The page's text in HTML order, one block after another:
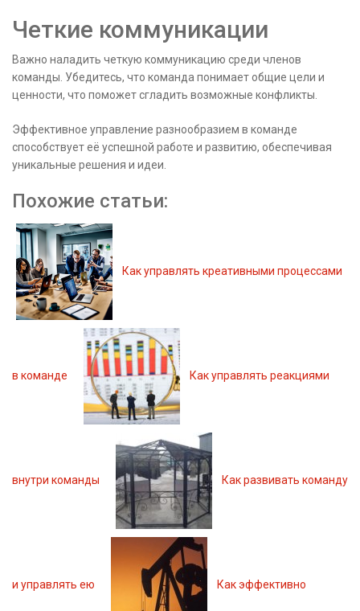
Четкие коммуникации
Важно наладить четкую коммуникацию среди членов
команды. Убедитесь, что команда понимает общие цели и
ценности, что поможет сгладить возможные конфликты.
Эффективное управление разнообразием в команде
способствует её успешной работе и развитию, обеспечивая
уникальные решения и идеи.
Похожие статьи:
Как управлять креативными процессами
в команде Как управлять реакциями
внутри команды Как развивать команду
и управлять ею Как эффективно